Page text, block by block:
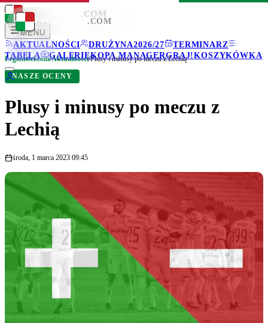
LEGIONISCI .COM
MENU
AKTUALNOŚCI
DRUŻYNA2026/27
TERMINARZ
TABELA
GALERIEKOPA MANAGERGRAJ!KOSZYKÓWKA
LEGIONISCI .COM
Legionisci.com/Aktualności/Plusy i minusy po meczu z Lechią
NASZE OCENY
Plusy i minusy po meczu z
Lechią
środa, 1 marca 2023 09:45